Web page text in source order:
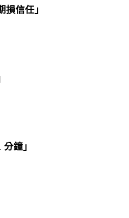
損信任 」
分鐘 」